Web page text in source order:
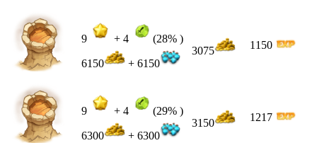
9 + 4 (28% )
6150 + 6150
3075 1150
9 + 4 (29% )
6300 + 6300
3150 1217